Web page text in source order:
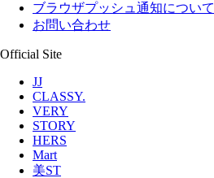
ブラウザプッシュ通知について
お問い合わせ
Official Site
JJ
CLASSY.
VERY
STORY
HERS
Mart
美ST